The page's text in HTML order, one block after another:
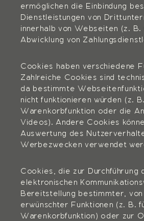
ermöglichen die Einbindung
Dienstleistungen von
innerhalb von Webseiten (z. B.
Abwicklung von
Cookies haben verschiedene
Zahlreiche Cookies sind
da bestimmte
nicht funktionieren würden (z.
Warenkorbfunktion oder die
Videos). Andere Cookies
Auswertung des
Werbezwecken verwendet
Cookies, die zur Durchführung
elektronischen
Bereitstellung bestimmter, von
erwünschter Funktionen (z. B.
Warenkorbfunktion) oder zur